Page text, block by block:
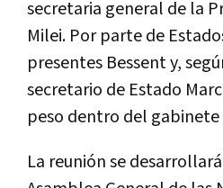
secretaria general de la
Milei. Por parte de
presentes Bessent y,
secretario de Estado
peso dentro del
La reunión se